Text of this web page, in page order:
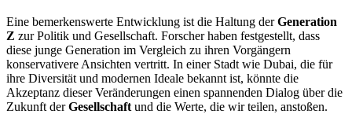
Eine bemerkenswerte Entwicklung ist die Haltung derGeneration
Z zur Politik und Gesellschaft. Forscher haben festgestellt, dass
diese junge Generation im Vergleich zu ihren Vorgängern
konservativere Ansichten vertritt. In einer Stadt wie Dubai, die für
ihre Diversität und modernen Ideale bekannt ist, könnte die
Akzeptanz dieser Veränderungen einen spannenden Dialog über die
Zukunft derGesellschaftund die Werte, die wir teilen, anstoßen.